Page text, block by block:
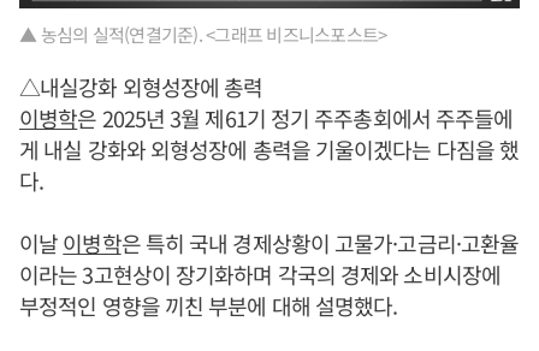
▲ 농심의 실적(연결기준). <그래프 비즈니스포스트>
△내실강화 외형성장에 총력
이병학은 2025년 3월 제61기 정기 주주총회에서 주주들에
게 내실 강화와 외형성장에 총력을 기울이겠다는 다짐을 했
다.
이날이병학은 특히 국내 경제상황이 고물가·고금리·고환율
이라는 3고현상이 장기화하며 각국의 경제와 소비시장에
부정적인 영향을 끼친 부분에 대해 설명했다.